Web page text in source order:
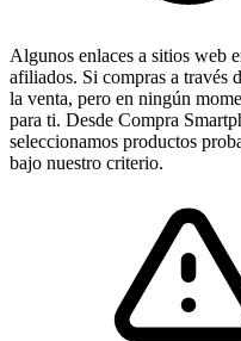
Algunos enlaces a sitios web
afiliados. Si compras a través
la venta, pero en ningún
para ti. Desde Compra
seleccionamos productos
bajo nuestro criterio.